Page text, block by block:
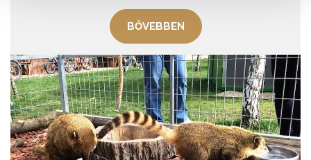
BŐVEBBEN